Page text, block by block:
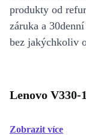
produkty od
záruka a
bez jakýchkoliv
Lenovo
Zobrazit více